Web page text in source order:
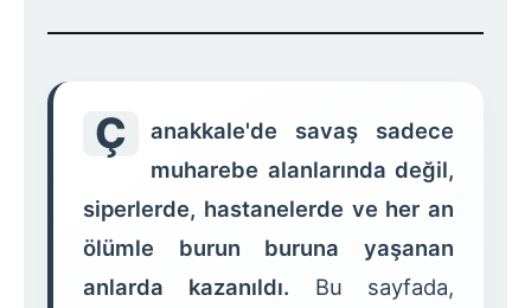
Ç
anakkale'de savaş sadece
muharebe alanlarında değil,
siperlerde, hastanelerde ve her an
ölümle burun buruna yaşanan
anlarda kazanıldı. Bu sayfada,